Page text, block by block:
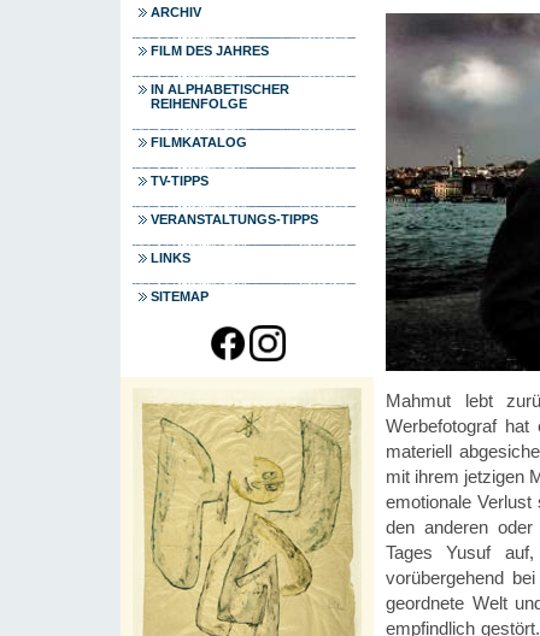
ARCHIV
FILM DES JAHRES
IN ALPHABETISCHER
REIHENFOLGE
FILMKATALOG
TV-TIPPS
VERANSTALTUNGS-TIPPS
LINKS
SITEMAP
Mahmut lebt
Werbefotograf hat
materiell
mit ihrem jetzigen
emotionale Verlust
den anderen
Tages Yusuf
vorübergehend
geordnete Welt
empfindlich